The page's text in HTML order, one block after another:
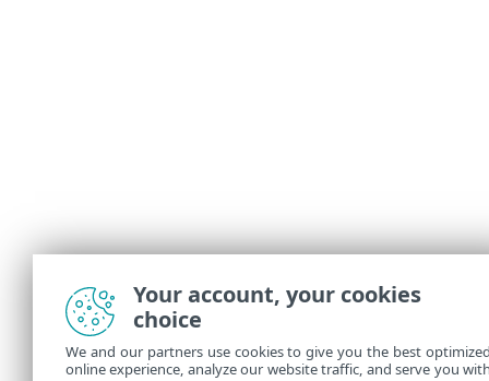
Your account, your cookies
choice
We and our partners use cookies to give you the best
online experience, analyze our website traffic, and serve you